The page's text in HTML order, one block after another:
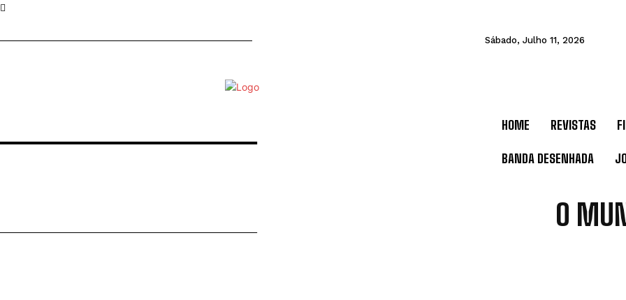
Sábado, Julho 11, 2026
HOME REVISTAS
BANDA DESENHADA
O